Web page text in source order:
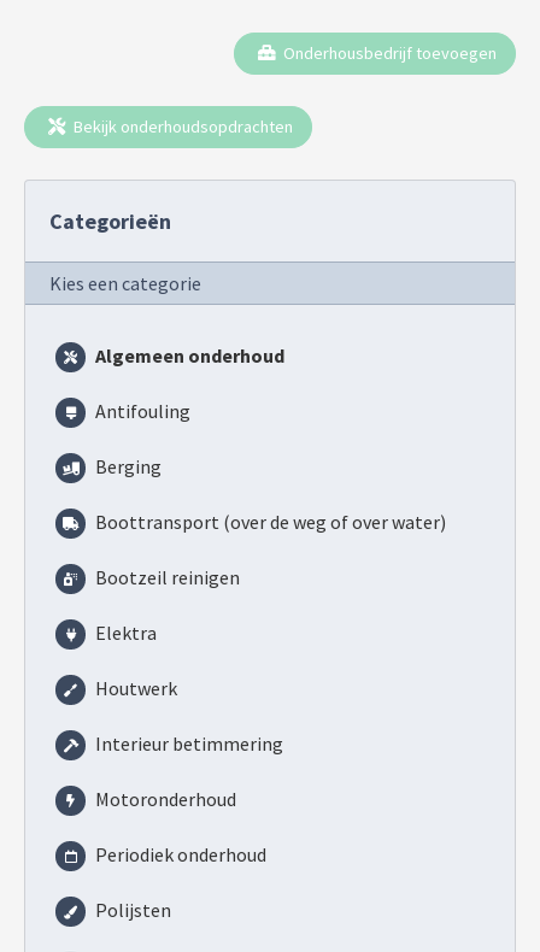
Onderhousbedrijf toevoegen
Bekijk onderhoudsopdrachten
Categorieën
Kies een categorie
Algemeen onderhoud
Antifouling
Berging
Boottransport (over de weg of over water)
Bootzeil reinigen
Elektra
Houtwerk
Interieur betimmering
Motoronderhoud
Periodiek onderhoud
Polijsten